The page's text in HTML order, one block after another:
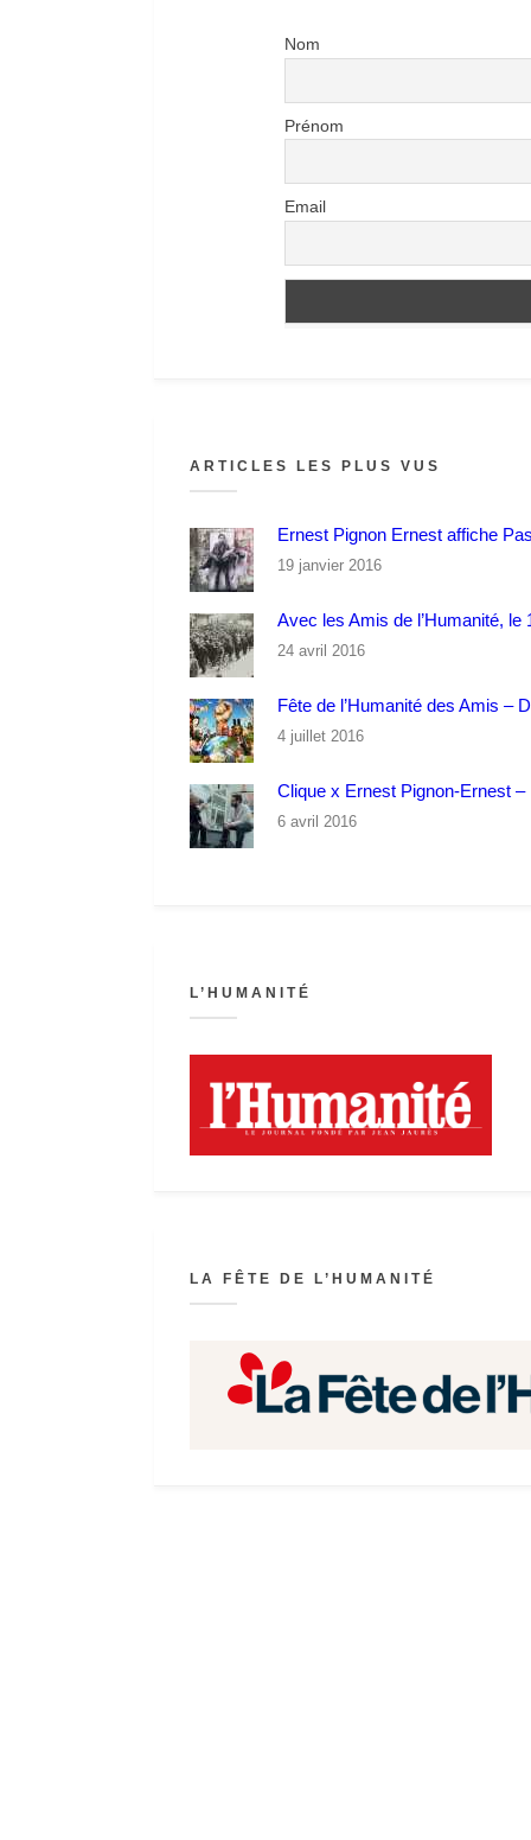
Nom
Prénom
Email
ARTICLES LES PLUS VUS
Ernest Pignon Ernest affiche
19 janvier 2016
Avec les Amis de l’Humanité, le
24 avril 2016
Fête de l’Humanité des Amis –
4 juillet 2016
Clique x Ernest Pignon-Ernest
6 avril 2016
L’HUMANITÉ
LA FÊTE DE L’HUMANITÉ